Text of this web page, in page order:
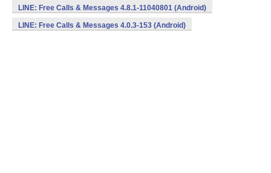
LINE: Free Calls & Messages 4.8.1-11040801 (Android)
LINE: Free Calls & Messages 4.0.3-153 (Android)